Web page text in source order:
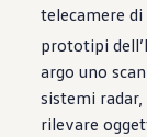
telecamere
prototipi
argo uno
sistemi
rilevare